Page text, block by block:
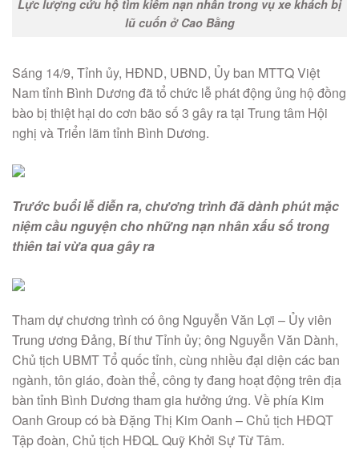
Lực lượng cứu hộ tìm kiếm nạn nhân trong vụ xe khách bị
lũ cuốn ở Cao Bằng
Sáng 14/9, Tỉnh ủy, HĐND, UBND, Ủy ban MTTQ Việt
Nam tỉnh Bình Dương đã tổ chức lễ phát động ủng hộ đồng
bào bị thiệt hại do cơn bão số 3 gây ra tại Trung tâm Hội
nghị và Triển lãm tỉnh Bình Dương.
Trước buổi lễ diễn ra, chương trình đã dành phút mặc
niệm cầu nguyện cho những nạn nhân xấu số trong
thiên tai vừa qua gây ra
Tham dự chương trình có ông Nguyễn Văn Lợi – Ủy viên
Trung ương Đảng, Bí thư Tỉnh ủy; ông Nguyễn Văn Dành,
Chủ tịch UBMT Tổ quốc tỉnh, cùng nhiều đại diện các ban
ngành, tôn giáo, đoàn thể, công ty đang hoạt động trên địa
bàn tỉnh Bình Dương tham gia hưởng ứng. Về phía Kim
Oanh Group có bà Đặng Thị Kim Oanh – Chủ tịch HĐQT
Tập đoàn, Chủ tịch HĐQL Quỹ Khởi Sự Từ Tâm.